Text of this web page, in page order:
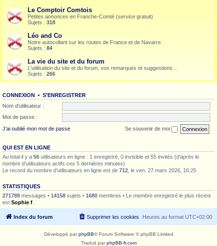
Le Comptoir Comtois
Petites annonces en Franche-Comté (service gratuit)
Sujets : 318
Léo and Co
Notre autocollant sur les routes de France et de Navarre
Sujets : 84
La vie du site et du forum
L'utilisation du site et du forum, vos remarques et suggestions...
Sujets : 266
CONNEXION • S’ENREGISTRER
Nom d’utilisateur :
Mot de passe :
J’ai oublié mon mot de passe
Se souvenir de moi
QUI EST EN LIGNE
Au total il y a 56 utilisateurs en ligne : 1 enregistré, 0 invisible et 55 invités (d’après le
nombre d’utilisateurs actifs ces 5 dernières minutes)
Le record du nombre d’utilisateurs en ligne est de 712 , le ven. 27 mars 2026, 16:25
STATISTIQUES
271789 messages • 14158 sujets • 1680 membres • Le membre enregistré le plus récent
est Sophie f
Index du forum Heures au format UTC+02:00
Supprimer les cookies
Développé parphpBB® Forum Software © phpBB Limited
Traduit parphpBB-fr.com